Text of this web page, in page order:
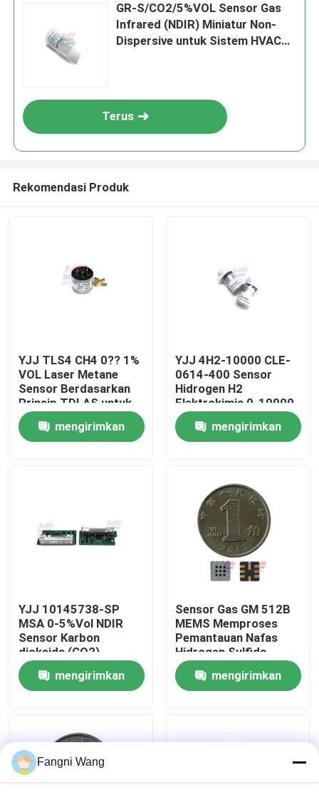
Rumah
Produk
Kontrol Kualitas
Hubungi Kami
Berita
Sensor Gas Oksigen
Sensor Gas Elektrokimia
GR-S/CO2/5%VOL Sensor Gas
Infrared (NDIR) Miniatur Non-
Dispersive untuk Sistem HVAC
Terus
Rekomendasi Produk
YJJ TLS4 CH4 0?? 1%
VOL Laser Metane
Sensor Berdasarkan
Prinsip TDLAS untuk
Industri Petrokimia
mengirimkan
YJJ 4H2-10000 CLE-
0614-400 Sensor
Hidrogen H2
Elektrokimia 0-10000
ppm
mengirimkan
YJJ 10145738-SP
MSA 0-5%Vol NDIR
Sensor Karbon
dioksida (CO2)
inframerah dengan Kit
Perisai untuk
Keamanan Industri
mengirimkan
Sensor Gas GM 512B
MEMS Memproses
Pemantauan Nafas
Hidrogen Sulfida
mengirimkan
Fangni Wang